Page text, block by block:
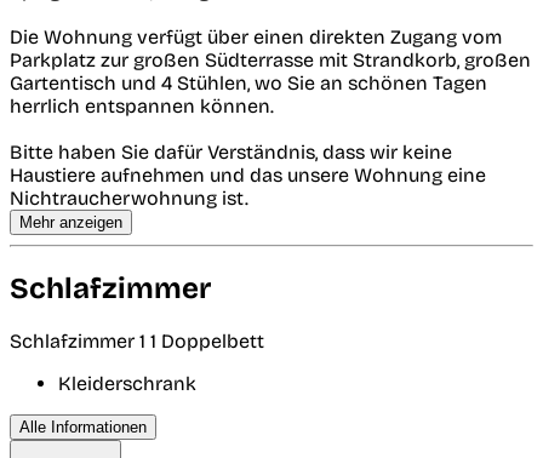
Die Wohnung verfügt über einen direkten Zugang vom
Parkplatz zur großen Südterrasse mit Strandkorb, großen
Gartentisch und 4 Stühlen, wo Sie an schönen Tagen
herrlich entspannen können.
Bitte haben Sie dafür Verständnis, dass wir keine
Haustiere aufnehmen und das unsere Wohnung eine
Nichtraucherwohnung ist.
Mehr anzeigen
Schlafzimmer
Schlafzimmer 1 1 Doppelbett
Kleiderschrank
Alle Informationen